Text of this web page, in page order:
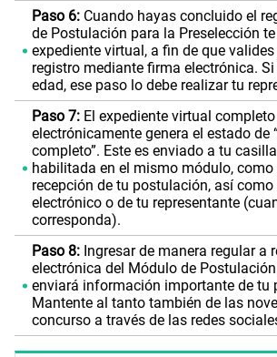
Paso 6:Cuando hayas concluido el
de Postulación para la Preselección
expediente virtual, a fin de que
registro mediante firma electrónica. Si
edad, ese paso lo debe realizar tu
Paso 7:El expediente virtual
electrónicamente genera el estado de
completo”. Este es enviado a tu
habilitada en el mismo módulo, como
recepción de tu postulación, así como
electrónico o de tu representante
corresponda).
Paso 8:Ingresar de manera regular a
electrónica del Módulo de
enviará información importante de tu
Mantente al tanto también de las
concurso a través de las redes